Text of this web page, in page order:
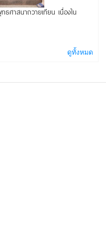
ศาสนาถวายเทียน เนื่องใน
ดูทั้งหมด